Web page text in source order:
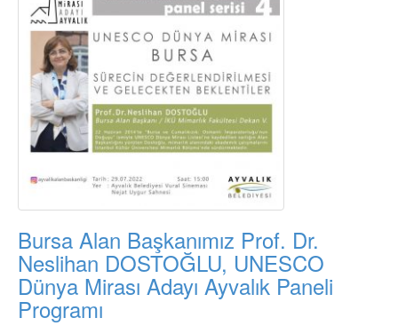
Bursa Alan Başkanımız Prof. Dr.
Neslihan DOSTOĞLU, UNESCO
Dünya Mirası Adayı Ayvalık Paneli
Programı